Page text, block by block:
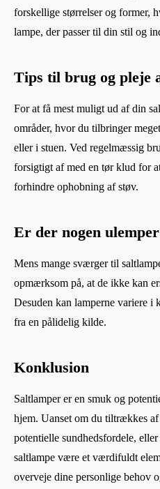
forskellige størrelser og former,
lampe, der passer til din stil og
Tips til brug og pleje
For at få mest muligt ud af din
områder, hvor du tilbringer
eller i stuen. Ved regelmæssig
forsigtigt af med en tør klud for
forhindre ophobning af støv.
Er der nogen
Mens mange sværger til
opmærksom på, at de ikke kan
Desuden kan lamperne variere i
fra en pålidelig kilde.
Konklusion
Saltlamper er en smuk og
hjem. Uanset om du tiltrækkes
potentielle sundhedsfordele,
saltlampe være et værdifuldt
overveje dine personlige behov